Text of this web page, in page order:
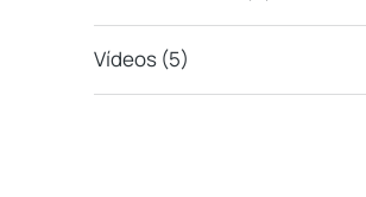
Vídeos (5)